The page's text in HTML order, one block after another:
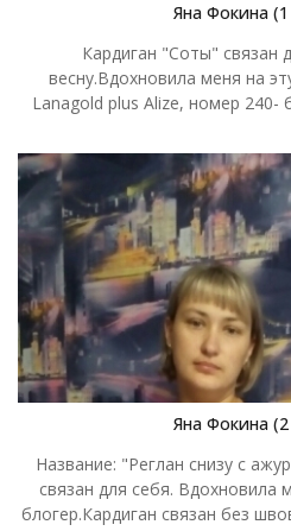
Яна Фокина
Кардиган "Соты" связан
весну.Вдохновила меня на
Lanagold plus Alize, номер 240-
Яна Фокина
Название: "Реглан снизу с
связан для себя. Вдохновила
блогер.Кардиган связан без